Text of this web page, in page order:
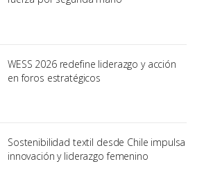
WESS 2026 redefine liderazgo y acción
en foros estratégicos
Sostenibilidad textil desde Chile impulsa
innovación y liderazgo femenino